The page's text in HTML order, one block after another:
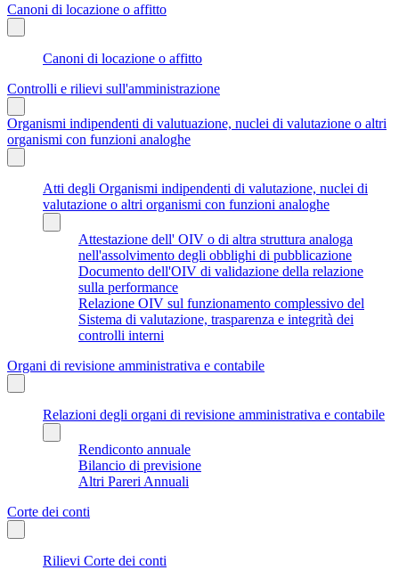
Canoni di locazione o affitto
Canoni di locazione o affitto
Controlli e rilievi sull'amministrazione
Organismi indipendenti di valutuazione, nuclei di valutazione o altri
organismi con funzioni analoghe
Atti degli Organismi indipendenti di valutazione, nuclei di
valutazione o altri organismi con funzioni analoghe
Attestazione dell' OIV o di altra struttura analoga
nell'assolvimento degli obblighi di pubblicazione
Documento dell'OIV di validazione della relazione
sulla performance
Relazione OIV sul funzionamento complessivo del
Sistema di valutazione, trasparenza e integrità dei
controlli interni
Organi di revisione amministrativa e contabile
Relazioni degli organi di revisione amministrativa e contabile
Rendiconto annuale
Bilancio di previsione
Altri Pareri Annuali
Corte dei conti
Rilievi Corte dei conti